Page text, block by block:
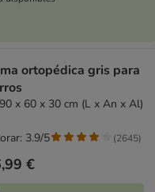
ortopédica gris para
x 60 x 30 cm (L x An x Al)
€
3.9/5 (2645)